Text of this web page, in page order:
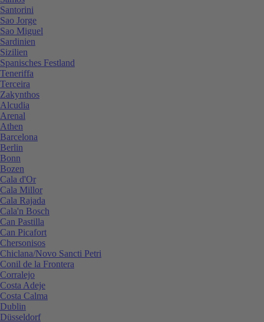
Santorini
Sao Jorge
Sao Miguel
Sardinien
Sizilien
Spanisches Festland
Teneriffa
Terceira
Zakynthos
Alcudia
Arenal
Athen
Barcelona
Berlin
Bonn
Bozen
Cala d'Or
Cala Millor
Cala Rajada
Cala'n Bosch
Can Pastilla
Can Picafort
Chersonisos
Chiclana/Novo Sancti Petri
Conil de la Frontera
Corralejo
Costa Adeje
Costa Calma
Dublin
Düsseldorf